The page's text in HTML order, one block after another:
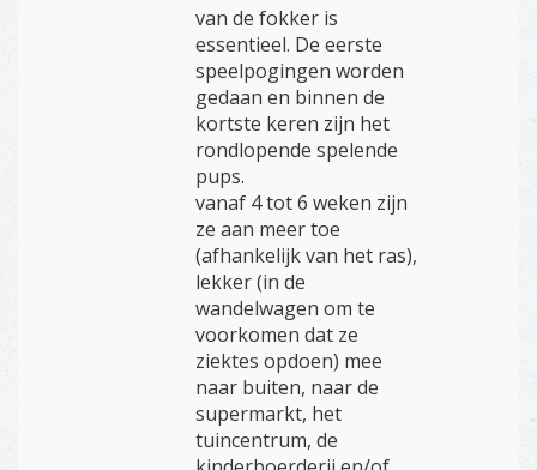
van de fokker is
essentieel. De eerste
speelpogingen worden
gedaan en binnen de
kortste keren zijn het
rondlopende spelende
pups.
vanaf 4 tot 6 weken zijn
ze aan meer toe
(afhankelijk van het ras),
lekker (in de
wandelwagen om te
voorkomen dat ze
ziektes opdoen) mee
naar buiten, naar de
supermarkt, het
tuincentrum, de